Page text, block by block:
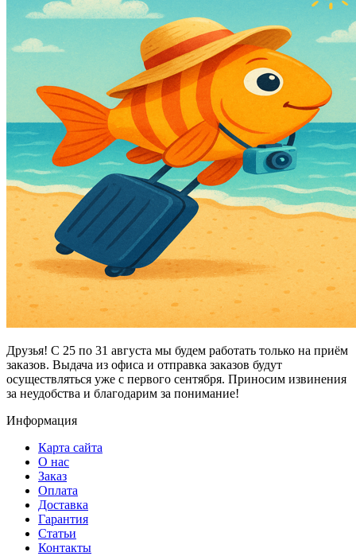
Друзья! С 25 по 31 августа мы будем работать только на приём
заказов. Выдача из офиса и отправка заказов будут
осуществляться уже с первого сентября. Приносим извинения
за неудобства и благодарим за понимание!
Информация
Карта сайта
О нас
Заказ
Оплата
Доставка
Гарантия
Статьи
Контакты